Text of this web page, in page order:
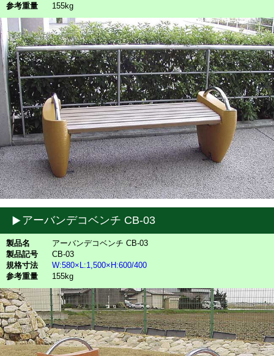
参考重量
155kg
アーバンデコベンチ CB-03
製品名
アーバンデコベンチ CB-03
製品記号
CB-03
規格寸法
W:580×L:1,500×H:600/400
参考重量
155kg